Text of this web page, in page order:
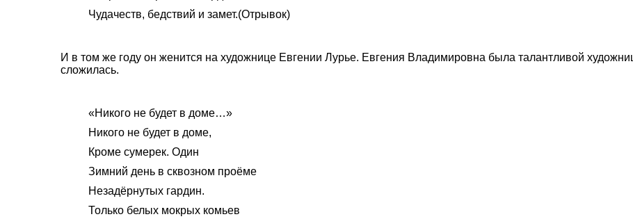
Чудачеств, бедствий и замет.(Отрывок)
И в том же году он женится на художнице Евгении Лурье. Евгения Владимировна была талантливой
сложилась.
«Никого не будет в доме…»
Никого не будет в доме,
Кроме сумерек. Один
Зимний день в сквозном проёме
Незадёрнутых гардин.
Только белых мокрых комьев